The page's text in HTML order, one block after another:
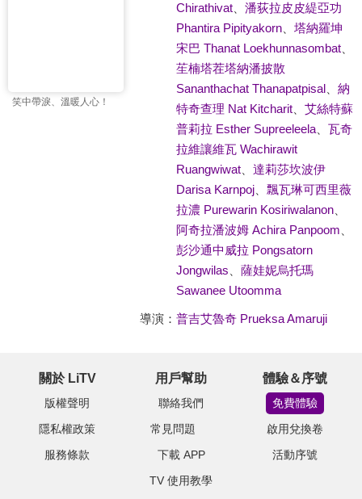
笑中帶淚、溫暖人心！
Chirathivat、 潘荻拉皮皮緹亞功
Phantira Pipityakorn、 塔納羅坤
宋巴 Thanat Loekhunnasombat、
苼楠塔茬塔納潘披散
Sananthachat Thanapatpisal、 納
特奇查理 Nat Kitcharit、 艾絲特蘇
普莉拉 Esther Supreeleela、 瓦奇
拉維讓維瓦 Wachirawit
Ruangwiwat、 達莉莎坎波伊
Darisa Karnpoj、 飄瓦琳可西里薇
拉濃 Purewarin Kosiriwalanon、
阿奇拉潘波姆 Achira Panpoom
彭沙通中威拉 Pongsatorn
Jongwilas
薩娃妮烏托瑪
Sawanee Utoomma
導演： 普吉艾魯奇 Prueksa Amaruji
關於 LiTV
版權聲明
隱私權政策
服務條款
用戶幫助
聯絡我們
常見問題
下載 APP
TV 使用教學
體驗＆序號
免費體驗
啟用兌換卷
活動序號